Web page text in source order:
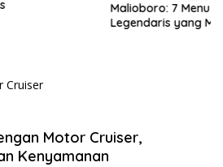
Malioboro: 7 Menu
Legendaris yang Masih
Motor Cruiser,
Kenyamanan